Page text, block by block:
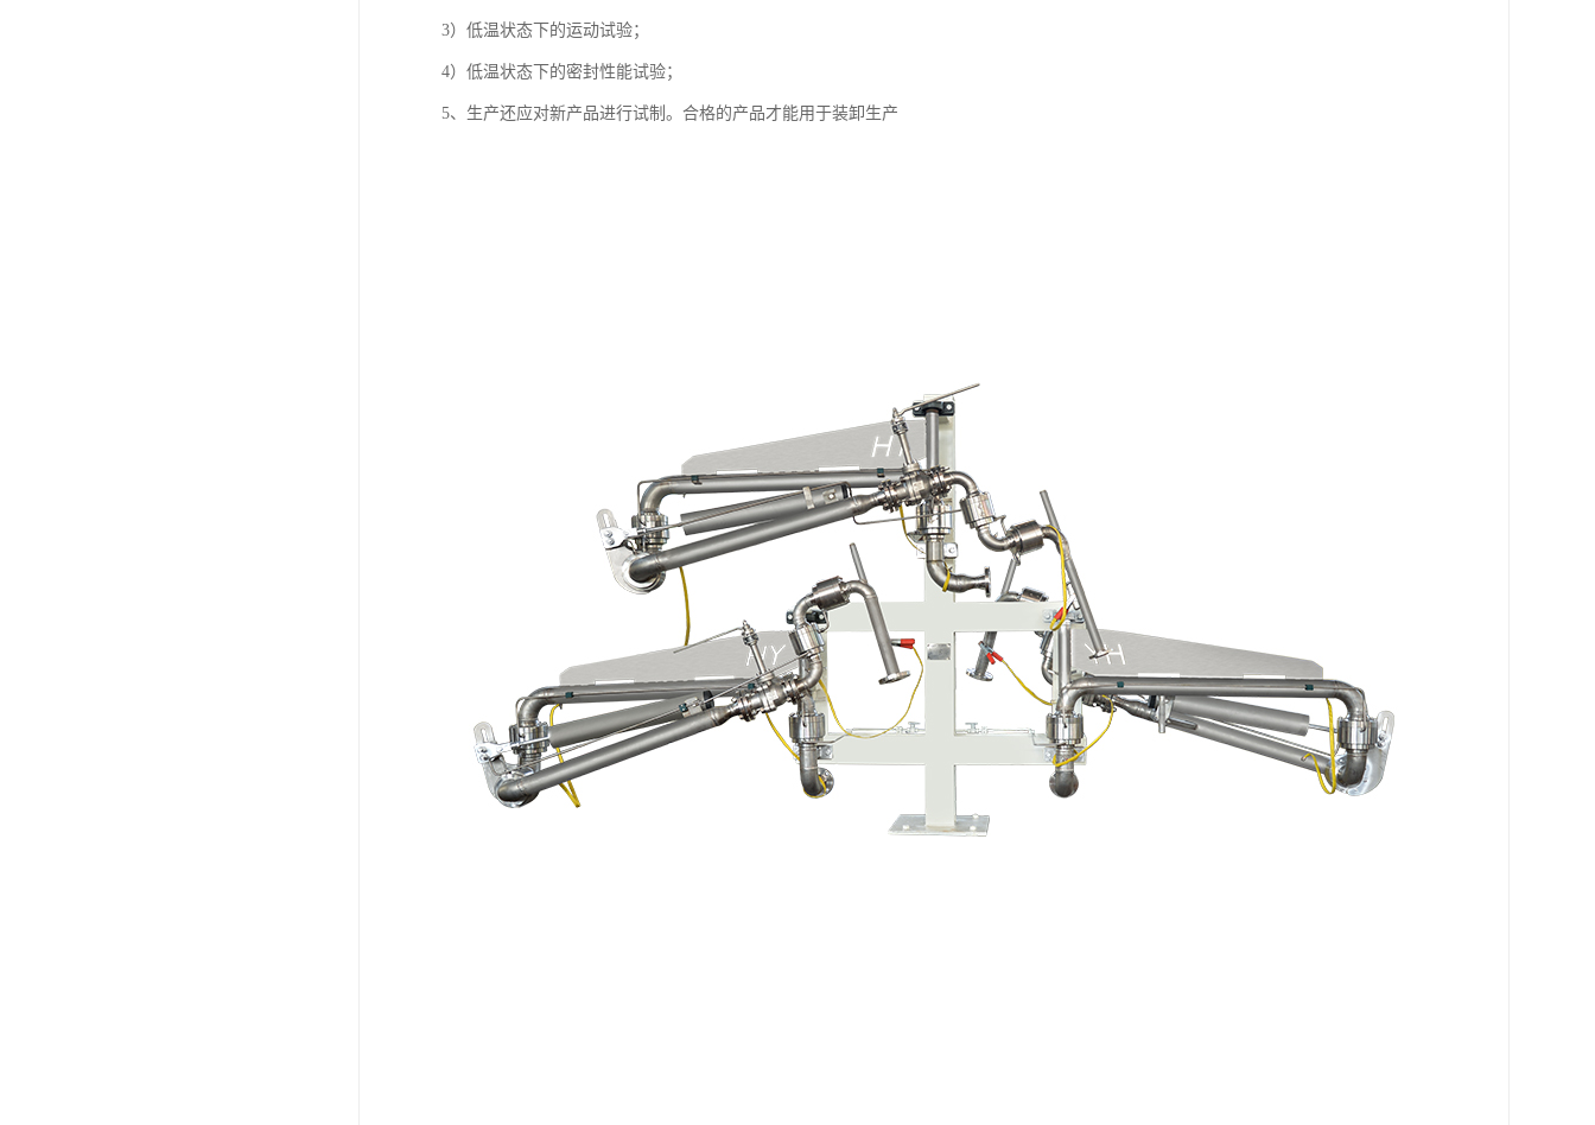
3）低温状态下的运动试验；
4）低温状态下的密封性能试验；
5、生产还应对新产品进行试制。合格的产品才能用于装卸生产